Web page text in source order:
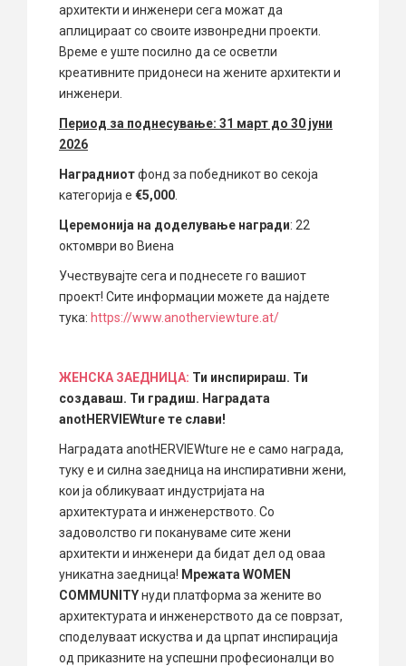
архитекти и инженери сега можат да
аплицираат со своите извонредни проекти.
Време е уште посилно да се осветли
креативните придонеси на жените архитекти и
инженери.
Период за поднесување: 31 март до 30 јуни
2026
Наградниотфонд за победникот во секоја
категорија е €5,000
Церемонија на доделување награди: 22
октомври во Виена
Учествувајте сега и поднесете го вашиот
проект! Сите информации можете да најдете
тука: https://www.anotherviewture.at/
ЖЕНСКА ЗАЕДНИЦА: Ти инспирираш. Ти
создаваш. Ти градиш. Наградата
anotHERVIEWture те слави!
Наградата anotHERVIEWture не е само награда,
туку е и силна заедница на инспиративни жени,
кои ја обликуваат индустријата на
архитектурата и инженерството. Со
задоволство ги покануваме сите жени
архитекти и инженери да бидат дел од оваа
уникатна заедница! Мрежата WOMEN
COMMUNITYнуди платформа за жените во
архитектурата и инженерството да се поврзат,
споделуваат искуства и да црпат инспирација
од приказните на успешни професионалци во